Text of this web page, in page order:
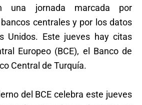
una jornada marcada por
centrales y por los datos
Unidos. Este jueves hay citas
Europeo (BCE), el Banco de
Central de Turquía.
del BCE celebra este jueves